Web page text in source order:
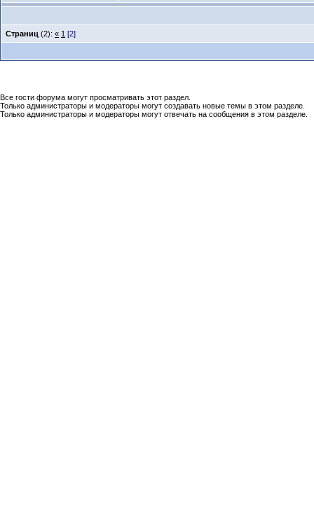
Страниц (2): « 1 [2]
Все гости форума могут просматривать этот раздел.
Только администраторы и модераторы могут создавать новые темы в этом разделе.
Только администраторы и модераторы могут отвечать на сообщения в этом разделе.